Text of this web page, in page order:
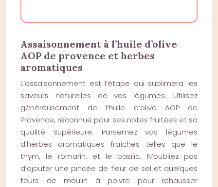
Assaisonnement à l’huile d’olive
AOP de provence et herbes
aromatiques
L’assaisonnement est l’étape qui sublimera les
saveurs naturelles de vos légumes. Utilisez
généreusement de l’huile d’olive AOP de
Provence, reconnue pour ses notes fruitées et sa
qualité supérieure. Parsemez vos légumes
d’herbes aromatiques fraîches telles que le
thym, le romarin, et le basilic. N’oubliez pas
d’ajouter une pincée de fleur de sel et quelques
tours de moulin à poivre pour rehausser